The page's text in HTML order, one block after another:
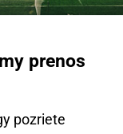
prenos
pozriete